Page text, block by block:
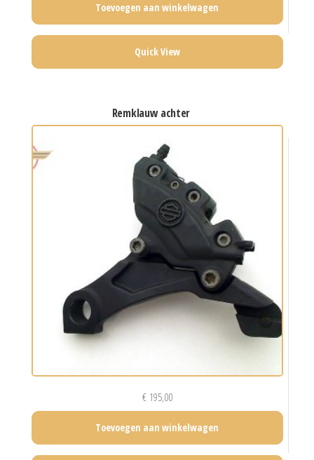
Toevoegen aan winkelwagen
Quick View
remklauw achter
€195,00
Toevoegen aan winkelwagen